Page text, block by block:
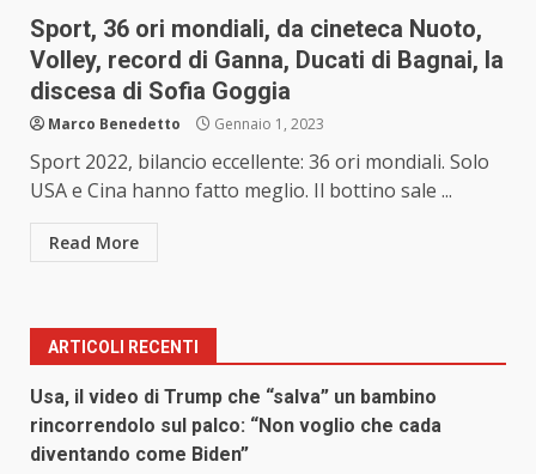
Sport, 36 ori mondiali, da cineteca Nuoto,
Volley, record di Ganna, Ducati di Bagnai, la
discesa di Sofia Goggia
Marco Benedetto Gennaio 1, 2023
Sport 2022, bilancio eccellente: 36 ori mondiali. Solo
USA e Cina hanno fatto meglio. Il bottino sale ...
Read More
ARTICOLI RECENTI
Usa, il video di Trump che “salva” un bambino
rincorrendolo sul palco: “Non voglio che cada
diventando come Biden”